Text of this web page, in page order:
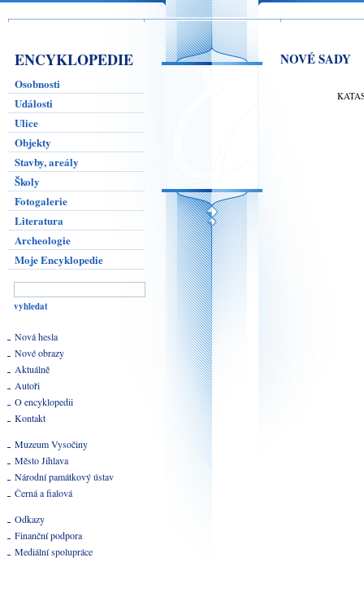
ENCYKLOPEDIE
Osobnosti
Události
Ulice
Objekty
Stavby, areály
Školy
Fotogalerie
Literatura
Archeologie
Moje Encyklopedie
Nová hesla
Nové obrazy
Aktuálně
Autoři
O encyklopedii
Kontakt
Muzeum Vysočiny
Město Jihlava
Národní památkový ústav
Černá a fialová
Odkazy
Finanční podpora
Mediální spolupráce
NOVÉ SADY